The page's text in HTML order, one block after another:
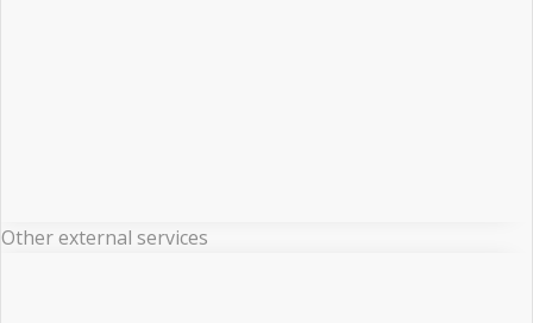
Other external services